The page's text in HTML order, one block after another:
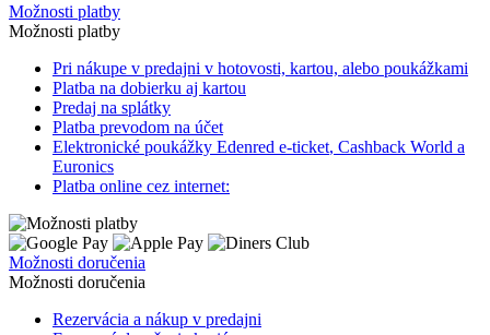
Možnosti platby
Možnosti platby
Pri nákupe v predajni v hotovosti, kartou, alebo poukážkami
Platba na dobierku aj kartou
Predaj na splátky
Platba prevodom na účet
Elektronické poukážky Edenred e-ticket, Cashback World a
Euronics
Platba online cez internet:
Možnosti doručenia
Možnosti doručenia
Rezervácia a nákup v predajni